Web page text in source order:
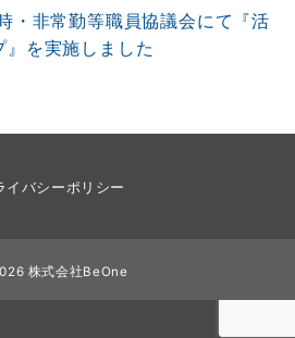
・非常勤等職員協議会にて『活
を実施しました
イバシーポリシー
株式会社BeOne